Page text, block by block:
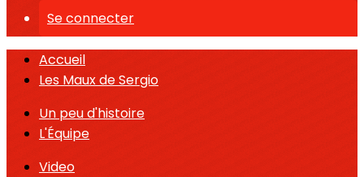
Se connecter
Accueil
Les Maux de Sergio
Un peu d'histoire
L'Équipe
Video